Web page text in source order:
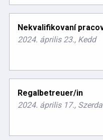
Nekvalifikovaní
2024. április 23., Kedd
Regalbetreuer/in
2024. április 17., Szerda